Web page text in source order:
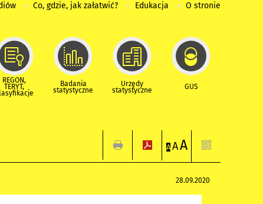
Co, gdzie, jak załatwić? Edukacja O stronie
REGON,
TERYT, Badania
statystyczne
Urzędy
statystyczne GUS
A AA
28.09.2020